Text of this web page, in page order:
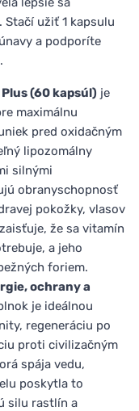
užiť 1 kapsulu
a podporíte
(60 kapsúl) je
maximálnu
pred oxidačným
lipozomálny
silnými
obranyschopnosť
pokožky, vlasov
že sa vitamín
a jeho
foriem.
ochrany a
je ideálnou
regeneráciu po
proti civilizačným
spája vedu,
poskytla to
silu rastlín a